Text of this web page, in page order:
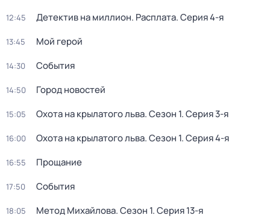
12:45 Детектив на миллион. Расплата. Серия 4-я
13:45 Мой герой
14:30 События
14:50 Город новостей
15:05 Охота на крылатого льва. Сезон 1. Серия 3-я
16:00 Охота на крылатого льва. Сезон 1. Серия 4-я
16:55 Прощание
17:50 События
18:05 Метод Михайлова. Сезон 1. Серия 13-я